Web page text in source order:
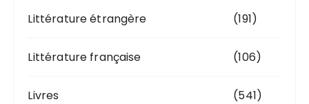
Littérature étrangère (191)
Littérature française (106)
Livres (541)